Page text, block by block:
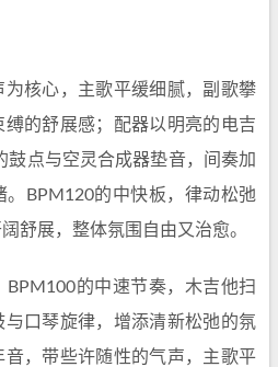
核心，主歌平缓细腻，副歌攀
的舒展感；配器以明亮的电吉
点与空灵合成器垫音，间奏加
。BPM120的中快板，律动松弛
舒展，整体氛围自由又治愈。
的中速节奏，木吉他扫
口琴旋律，增添清新松弛的氛
音，带些许随性的气声，主歌平